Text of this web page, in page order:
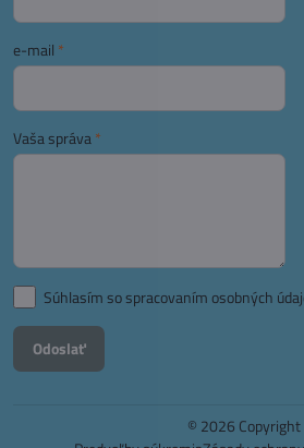
e-mail *
Vaša správa*
Súhlasím so spracovaním osobných
Odoslať
© 2026 Copyright